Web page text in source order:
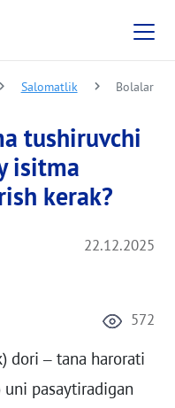
Salomatlik Bolalar
tushiruvchi
isitma
kerak?
22.12.2025
572
dori – tana harorati
pasaytiradigan